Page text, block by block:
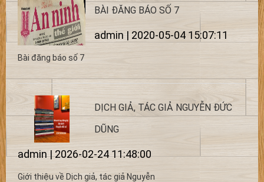
BÀI ĐĂNG BÁO SỐ 7
admin | 2020-05-04 15:07:11
Bài đăng báo số 7
DỊCH GIẢ, TÁC GIẢ NGUYỄN ĐỨC
DŨNG
admin | 2026-02-24 11:48:00
Giới thiệu về Dịch giả, tác giả Nguyễn